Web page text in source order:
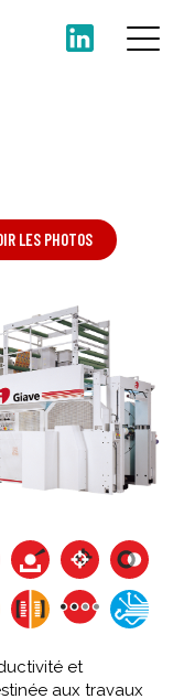
LES PHOTOS
et
aux travaux